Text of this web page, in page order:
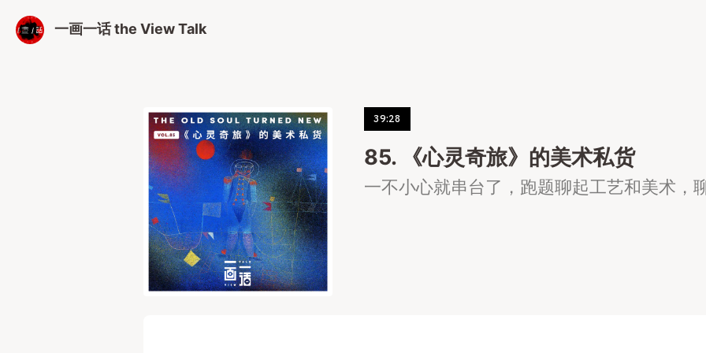
一画一话 the View Talk
39:28
85. 《心灵奇旅》的美术私货
一不小心就串台了，跑题聊起工艺和美术，